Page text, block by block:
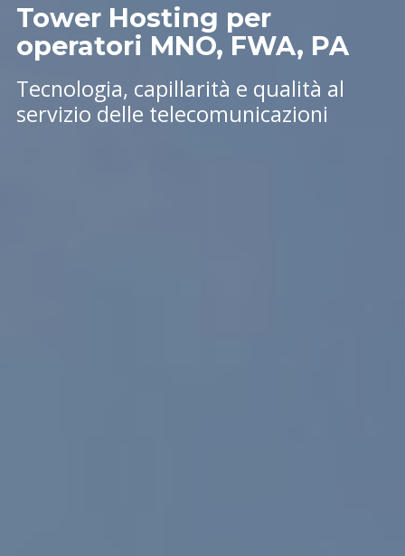
Tower Hosting per
operatori MNO, FWA, PA
Tecnologia, capillarità e qualità al
servizio delle telecomunicazioni